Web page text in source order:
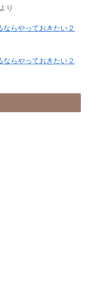
より
らやっておきたい２
らやっておきたい２